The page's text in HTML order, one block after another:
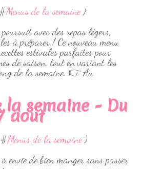
Menus de la semaine)
avec des repas légers,
à préparer ! Ce nouveau menu
estivales parfaites pour
de saison, tout en variant les
de la semaine. 👉 Au
la semaine - Du
aout
Menus de la semaine)
a envie de bien manger sans passer